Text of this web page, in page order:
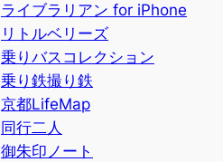
ライブラリアン for iPhone
リトルベリーズ
乗りバスコレクション
乗り鉄撮り鉄
京都LifeMap
同行二人
御朱印ノート